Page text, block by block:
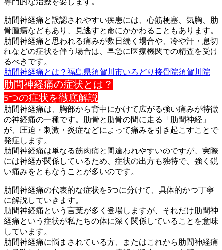
専門的な治療を要します。
肋間神経痛と誤認されやすい疾患には、心筋梗塞、気胸、肋
骨腫瘍などもあり、見逃すと命にかかわることもあります。
肋間神経痛と思われる痛みが数日続く場合や、冷や汗・息切
れなどの症状を伴う場合は、早急に医療機関での精査を受け
るべきです。
肋間神経痛とは？福島県須賀川市いろどり接骨院須賀川院
肋間神経痛の症状とは？
5つの症状を徹底解説
肋間神経痛は、胸部から背中にかけて広がる強い痛みが特徴
の神経痛の一種です。肋骨と肋骨の間に走る「肋間神経」
が、圧迫・ 刺激・炎症などによって痛みを引き起こすことで
発症します。
肋間神経痛は単なる筋肉痛と間違われやすいのですが、実際
には神経が関係しているため、症状の出方も独特で、強く鋭
い痛みをともなうことが多いのです。
肋間神経痛の代表的な症状を5つに分けて、具体的かつ丁寧
に解説 していきます。
肋間神経痛という言葉が多く登場しますが、それだけ肋間神
経痛と いう症状が私たちの体に深く関係していることを意味
しています。
肋間神経痛に悩まされている方、またはこれから肋間神経痛